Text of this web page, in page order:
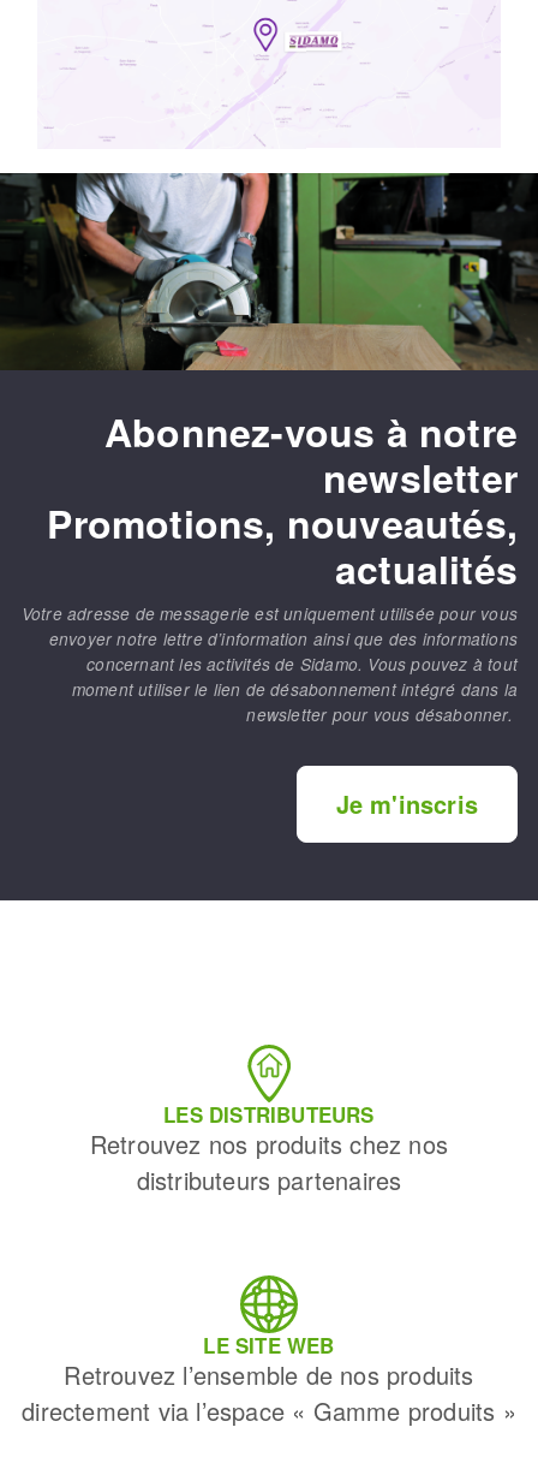
Abonnez-vous à notre
newsletter
Promotions, nouveautés,
actualités
Votre adresse de messagerie est uniquement utilisée pour vous
envoyer notre lettre d’information ainsi que des informations
concernant les activités de Sidamo. Vous pouvez à tout
moment utiliser le lien de désabonnement intégré dans la
newsletter pour vous désabonner.
Je m'inscris
LES DISTRIBUTEURS
Retrouvez nos produits chez nos
distributeurs partenaires
LE SITE WEB
Retrouvez l’ensemble de nos produits
directement via l’espace « Gamme produits »